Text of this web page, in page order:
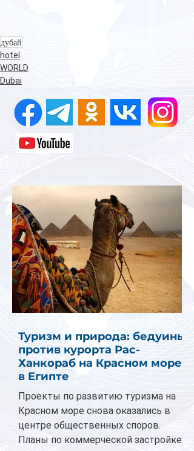
дубай
hotel
WORLD
Dubai
Туризм и природа: бедуины
против курорта Рас-
Ханкораб на Красном море
в Египте
Проекты по развитию туризма на
Красном море снова оказались в
центре общественных споров.
Планы по коммерческой застройке